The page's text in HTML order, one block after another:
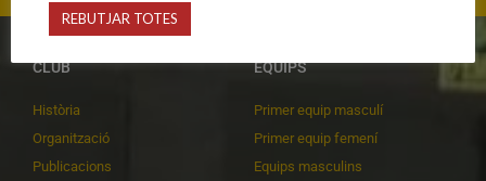
CLUB
Història
Organització
Publicacions
EQUIPS
Primer equip masculí
Primer equip femení
Equips masculins
REBUTJAR TOTES